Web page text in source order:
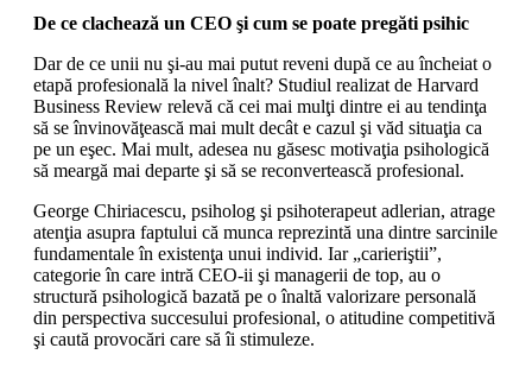
De ce clachează un CEO şi cum se poate pregăti psihic
Dar de ce unii nu şi-au mai putut reveni după ce au încheiat o
etapă profesională la nivel înalt? Studiul realizat de Harvard
Business Review relevă că cei mai mulţi dintre ei au tendinţa
să se învinovăţească mai mult decât e cazul şi văd situaţia ca
pe un eşec. Mai mult, adesea nu găsesc motivaţia psihologică
să meargă mai departe şi să se reconvertească profesional.
George Chiriacescu, psiholog şi psihoterapeut adlerian, atrage
atenţia asupra faptului că munca reprezintă una dintre sarcinile
fundamentale în existenţa unui individ. Iar „carieriştii”,
categorie în care intră CEO-ii şi managerii de top, au o
structură psihologică bazată pe o înaltă valorizare personală
din perspectiva succesului profesional, o atitudine competitivă
şi caută provocări care să îi stimuleze.